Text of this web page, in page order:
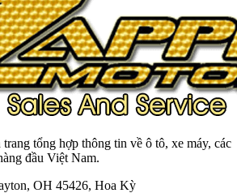
tổng hợp thông tin về ô tô, xe máy, các
đầu Việt Nam.
OH 45426, Hoa Kỳ